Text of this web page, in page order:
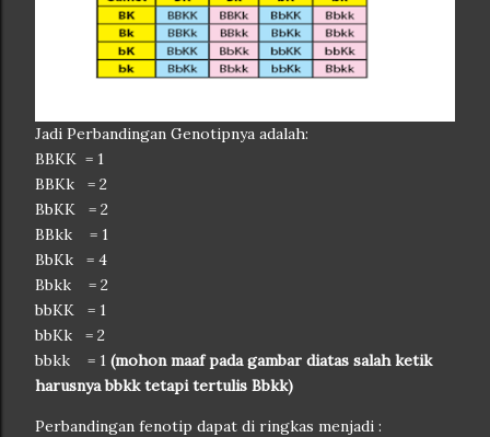
Jadi Perbandingan Genotipnya adalah:
BBKK = 1
BBKk = 2
BbKK = 2
BBkk = 1
BbKk = 4
Bbkk = 2
bbKK = 1
bbKk = 2
bbkk = 1 (mohon maaf pada gambar diatas salah ketik
harusnya bbkk tetapi tertulis Bbkk)
Perbandingan fenotip dapat di ringkas menjadi :